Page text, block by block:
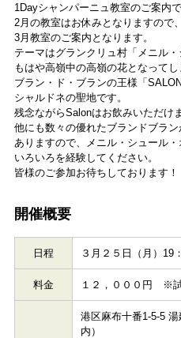
1Dayシャンパーニュ教室のご案内で
2月の教室はお休みとなりますので、
3月教室のご案内となります。
テーマはグランクリュ村「メニル・
もはや高嶺中の高嶺の花となってし
ブラン・ド・ブランの王様「
シャルドネの聖地です。
残念ながらSalonはお飲みいただけ
他にも数々の優れたブランドブラン
ありますので、メニル・シュール
いろいろを経験してください。
皆様のご参加お待ちしております！
開催概要
日程 ３月２５日（月）
料金 １２，０００円 ※
港区麻布十番1-5-5
内）